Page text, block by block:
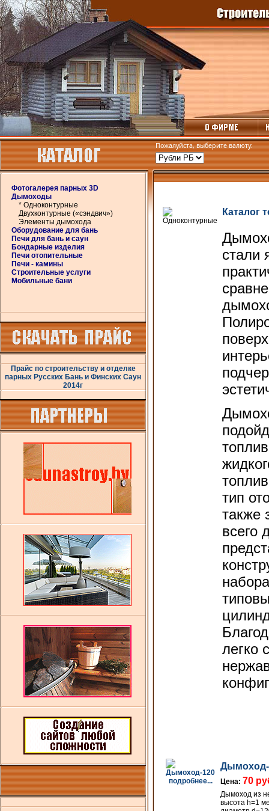
Фотогалерея парных 3D
Дымоходы
* Одноконтурные
Двухконтурные («сэндвич»)
Элементы дымохода
Оборудование для бань
Печи для бань и саун
Бондарные изделия
Печи отопительные
Печи - камины
Строительные услуги
Мобильные бани
Прайс по строительству и отделке
парных Русских Бань и Финских Саун
2014г
Пожалуйста, выберите валюту:
Каталог
стали
тип
также
всего
легко
подробнее...
Дымоход-
Цена: 70
Дымоход из
высота h=1